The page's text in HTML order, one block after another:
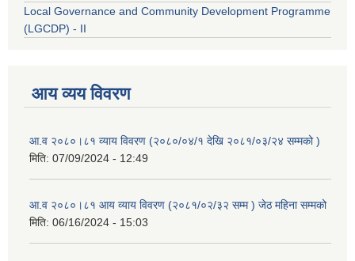
Local Governance and Community Development Programme
(LGCDP) - II
आय व्यय विवरण
आ.व २०८०।८१ व्याय विवरण (२०८०/०४/१ देखि २०८१/०३/२४ सम्मको )
मिति: 07/09/2024 - 12:49
आ.व २०८०।८१ आय व्याय विवरण (२०८१/०२/३२ सम्म ) जेठ महिना सम्मको
मिति: 06/16/2024 - 15:03